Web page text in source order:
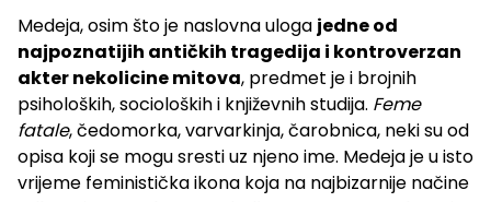
Medeja, osim što je naslovna uloga jedne od
najpoznatijih antičkih tragedija i kontroverzan
akter nekolicine mitova, predmet je i brojnih
psiholoških, socioloških i književnih studija. Feme
fatale, čedomorka, varvarkinja, čarobnica, neki su od
opisa koji se mogu sresti uz njeno ime. Medeja je u isto
vrijeme feministička ikona koja na najbizarnije načine